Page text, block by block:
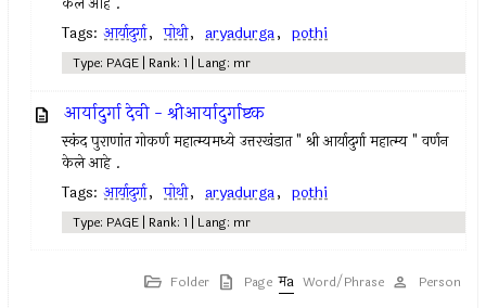
Tags: आर्यादुर्गा, पोथी, aryadurga, pothi
Type: PAGE | Rank: 1 | Lang: mr
आर्यादुर्गा देवी - श्रीआर्यादुर्गाष्टक
स्कंद पुराणांत गोकर्ण महात्म्यमध्ये उत्तरखंडात " श्री आर्यादुर्गा महात्म्य " वर्णन
केले आहे .
Tags: आर्यादुर्गा, पोथी, aryadurga, pothi
Type: PAGE | Rank: 1 | Lang: mr
Folder Page Word/Phrase Person